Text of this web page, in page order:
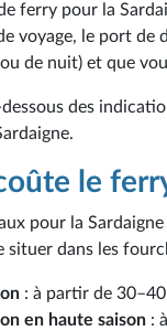
ferry pour la
voyage, le port de
de nuit) et que
des
le
pour la
situer dans les
: à partir de
en haute saison :